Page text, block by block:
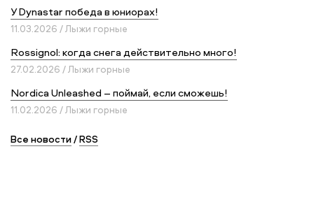
У Dynastar победа в юниорах!
11.03.2026 / Лыжи горные
Rossignol: когда снега действительно много!
27.02.2026 / Лыжи горные
Nordica Unleashed – поймай, если сможешь!
11.02.2026 / Лыжи горные
Все новости/RSS